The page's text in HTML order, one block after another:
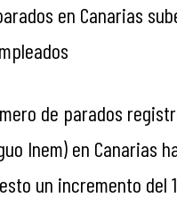
en Canarias
de parados
Inem) en Canarias
un incremento del